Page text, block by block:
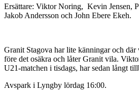
Ersättare: Viktor Noring, Kevin Jensen,
Jakob Andersson och John Ebere Ekeh.
Granit Stagova har lite känningar och där
före det osäkra och låter Granit vila.
U21-matchen i tisdags, har sedan långt
Avspark i Lyngby lördag 16:00.